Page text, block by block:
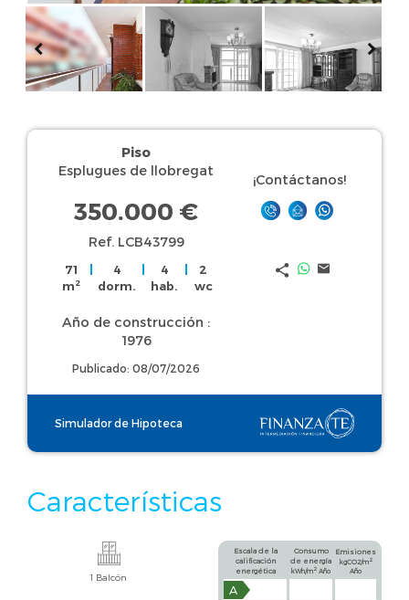
Piso
Esplugues de llobregat
350.000 €
Ref. LCB43799
71
m2
4
dorm.
4
hab.
2
wc
Año de construcción :
1976
Publicado: 08/07/2026
¡Contáctanos!
Simulador de Hipoteca
Características
1 Balcón
Escala de la
calificación
energética
Consumo
de energía
kWh/m2 Año
Emisiones
kgCO2/m 2
Año
A